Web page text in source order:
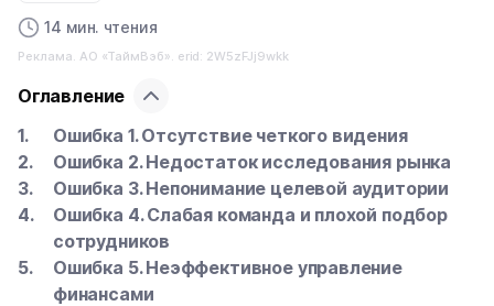
14 мин. чтения
Реклама. АО «ТаймВэб». erid: 2W5zFJj9wkk
Оглавление
Ошибка 1. Отсутствие четкого видения
Ошибка 2. Недостаток исследования рынка
Ошибка 3. Непонимание целевой аудитории
Ошибка 4. Слабая команда и плохой подбор
сотрудников
Ошибка 5. Неэффективное управление
финансами